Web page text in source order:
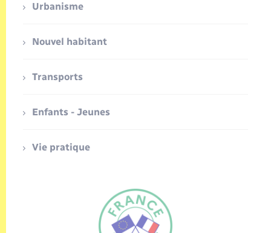
Urbanisme
Nouvel habitant
Transports
Enfants - Jeunes
Vie pratique